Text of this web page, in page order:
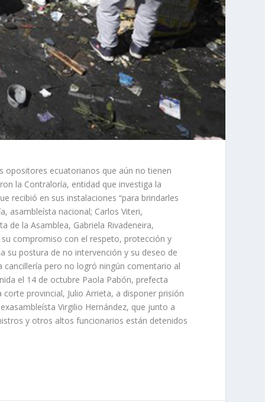
ecuatorianos que aún no tienen
la Contraloría, entidad que investiga la
recibió en sus instalaciones “para brindarles
asambleísta nacional; Carlos Viteri,
de la Asamblea, Gabriela Rivadeneira,
compromiso con el respeto, protección y
su postura de no intervención y su deseo de
cancillería pero no logró ningún comentario al
el 14 de octubre Paola Pabón, prefecta
provincial, Julio Arrieta, a disponer prisión
Virgilio Hernández, que junto a
y otros altos funcionarios están detenidos